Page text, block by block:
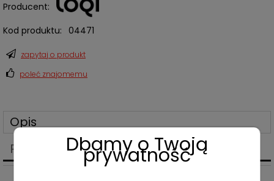
Producent:
Kod produktu: 04471
zapytaj o produkt
poleć znajomemu
Opis
Produkty powiązane
Dbamy o Twoją
prywatność